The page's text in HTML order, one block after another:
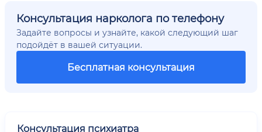
Консультация нарколога по телефону
Задайте вопросы и узнайте, какой следующий шаг
подойдёт в вашей ситуации.
Бесплатная консультация
Консультация психиатра